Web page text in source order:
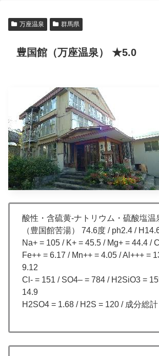
万座温泉 群馬県
豊国館（万座温泉） ★5.0
酸性・含硫黄-ナトリウム・硫酸塩温
（豊国館苦湯） 74.6度 / ph2.4 /
Na+ = 105 / K+ = 45.5 / Mg+ = 44.4 /
Fe++ = 6.17 / Mn++ = 4.05 / Al+++ =
9.12
Cl- = 151 / SO4– = 784 / H2SiO3 =
14.9
H2SO4 = 1.68 / H2S = 120 / 成分総